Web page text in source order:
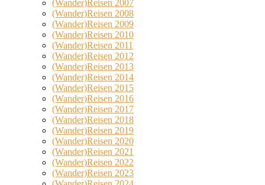
(Wander)Reisen 2007
(Wander)Reisen 2008
(Wander)Reisen 2009
(Wander)Reisen 2010
(Wander)Reisen 2011
(Wander)Reisen 2012
(Wander)Reisen 2013
(Wander)Reisen 2014
(Wander)Reisen 2015
(Wander)Reisen 2016
(Wander)Reisen 2017
(Wander)Reisen 2018
(Wander)Reisen 2019
(Wander)Reisen 2020
(Wander)Reisen 2021
(Wander)Reisen 2022
(Wander)Reisen 2023